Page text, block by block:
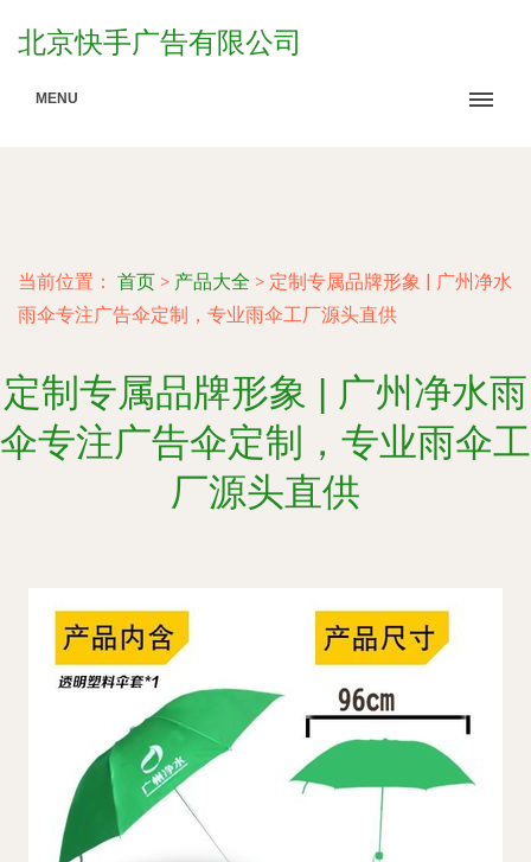
北京快手广告有限公司
MENU
当前位置： 首页 > 产品大全 > 定制专属品牌形象 | 广州净水
雨伞专注广告伞定制，专业雨伞工厂源头直供
定制专属品牌形象 | 广州净水雨
伞专注广告伞定制，专业雨伞工
厂源头直供